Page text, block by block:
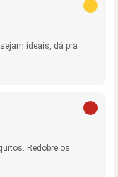
ideais, dá pra
Redobre os